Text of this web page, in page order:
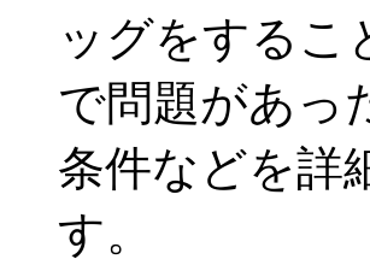
ッグをするこ
で問題があっ
条件などを詳
す。